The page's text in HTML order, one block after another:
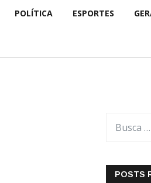
POLÍTICA ESPORTES
POSTS